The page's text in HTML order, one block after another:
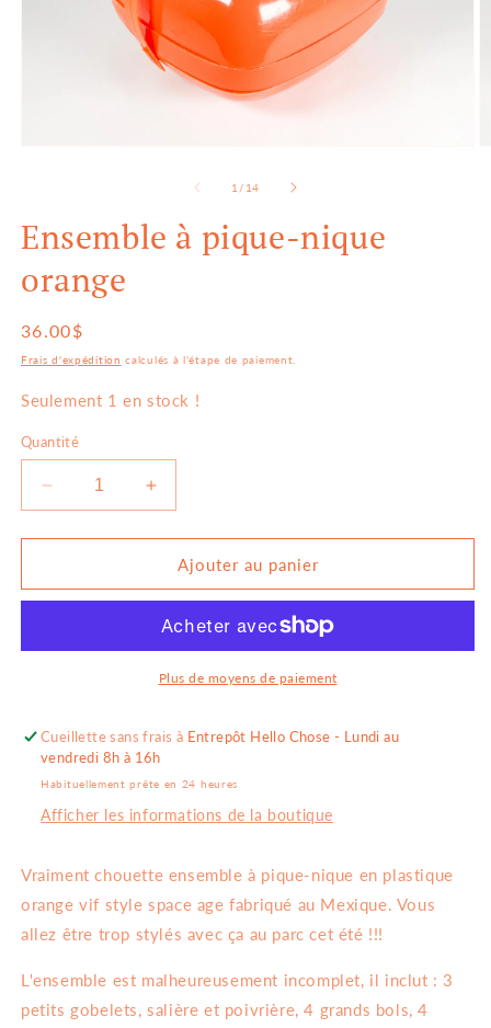
une
fenêtre
1 / de
14
Ensemble à pique-nique
orange
Prix
habituel
36.00$
Frais d'expédition calculés à l'étape de paiement.
Seulement 1 en stock !
Quantité
Réduire
la
quantité
Ensemble
nique
Augmenter
la
quantité
Ensemble
pique-
nique
orange
Ajouter au panier
Plus de moyens de paiement
Cueillette sans frais à Entrepôt Hello Chose - Lundi au
vendredi 8h à 16h
Habituellement prête en 24 heures
Afficher les informations de la boutique
Vraiment chouette ensemble à pique-nique en plastique
orange vif style space age fabriqué au Mexique. Vous
allez être trop stylés avec ça au parc cet été !!!
L'ensemble est malheureusement incomplet, il inclut : 3
petits gobelets, salière et poivrière, 4 grands bols, 4